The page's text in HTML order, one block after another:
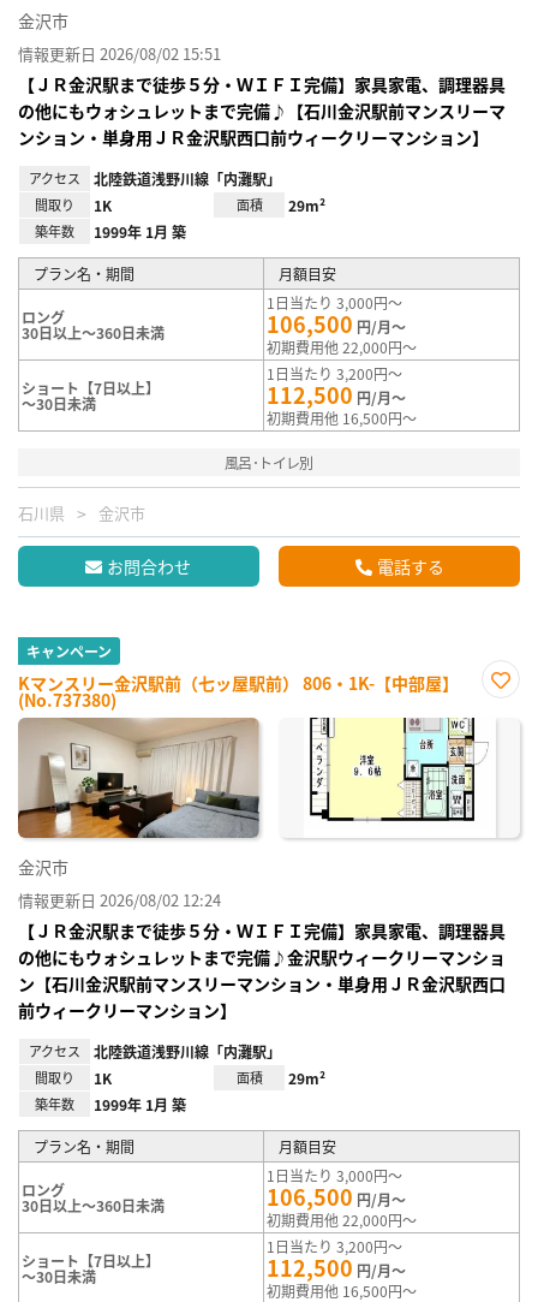
金沢市
情報更新日 2026/08/02 15:51
【ＪＲ金沢駅まで徒歩５分・ＷＩＦＩ完備】家具家電、調理器具
の他にもウォシュレットまで完備♪【石川金沢駅前マンスリーマ
ンション・単身用ＪＲ金沢駅西口前ウィークリーマンション】
アクセス 北陸鉄道浅野川線「内灘駅」
間取り 1K 面積 29m²
築年数 1999年 1月 築
プラン名・期間 月額目安
ロング
30日以上～360日未満
1日当たり 3,000円～
106,500 円/月～
初期費用他 22,000円～
ショート【7日以上】
～30日未満
1日当たり 3,200円～
112,500 円/月～
初期費用他 16,500円～
風呂･トイレ別
石川県 金沢市
お問合わせ 電話する
キャンペーン
Kマンスリー金沢駅前（七ッ屋駅前） 806・1K-【中部屋】
(No.737380)
に入
り登
録
金沢市
情報更新日 2026/08/02 12:24
【ＪＲ金沢駅まで徒歩５分・ＷＩＦＩ完備】家具家電、調理器具
の他にもウォシュレットまで完備♪金沢駅ウィークリーマンショ
ン【石川金沢駅前マンスリーマンション・単身用ＪＲ金沢駅西口
前ウィークリーマンション】
アクセス 北陸鉄道浅野川線「内灘駅」
間取り 1K 面積 29m²
築年数 1999年 1月 築
プラン名・期間 月額目安
ロング
30日以上～360日未満
1日当たり 3,000円～
106,500 円/月～
初期費用他 22,000円～
ショート【7日以上】
～30日未満
1日当たり 3,200円～
112,500 円/月～
初期費用他 16,500円～